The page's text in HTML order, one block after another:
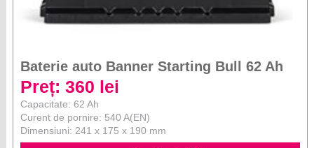
Baterie auto Banner Starting Bull 62 Ah
Preț: 360 lei
Capacitate: 62 Ah
Curent de pornire: 540 A(EN)
Dimensiuni: 241 x 175 x 190 mm